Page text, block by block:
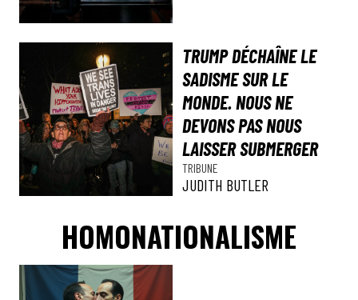
TRUMP DÉCHAÎNE LE
SADISME SUR LE
MONDE. NOUS NE
DEVONS PAS NOUS
LAISSER SUBMERGER
TRIBUNE
JUDITH BUTLER
HOMONATIONALISME